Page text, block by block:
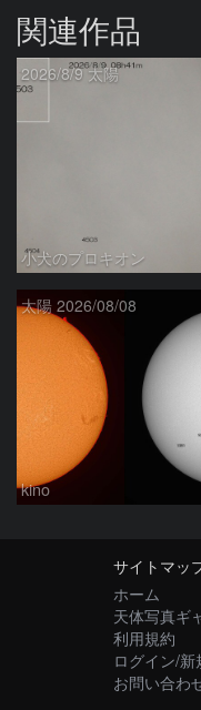
関連作品
2026/8/9 太陽
小犬のプロキオン
太陽 2026/08/08
kino
サイトマッ
ホーム
天体写真ギ
利用規約
ログイン/新
お問い合わ